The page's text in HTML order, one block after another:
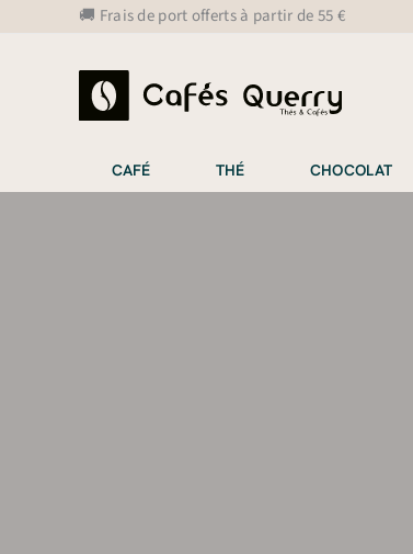
🚚 Frais de port offerts à partir de 55 €
CAFÉ THÉ CHOCOLAT